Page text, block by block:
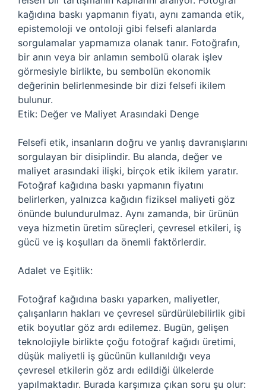
kağıdına baskı yapmanın fiyatı, aynı zamanda etik,
epistemoloji ve ontoloji gibi felsefi alanlarda
sorgulamalar yapmamıza olanak tanır. Fotoğrafın,
bir anın veya bir anlamın sembolü olarak işlev
görmesiyle birlikte, bu sembolün ekonomik
değerinin belirlenmesinde bir dizi felsefi ikilem
bulunur.
Etik: Değer ve Maliyet Arasındaki Denge
Felsefi etik, insanların doğru ve yanlış davranışlarını
sorgulayan bir disiplindir. Bu alanda, değer ve
maliyet arasındaki ilişki, birçok etik ikilem yaratır.
Fotoğraf kağıdına baskı yapmanın fiyatını
belirlerken, yalnızca kağıdın fiziksel maliyeti göz
önünde bulundurulmaz. Aynı zamanda, bir ürünün
veya hizmetin üretim süreçleri, çevresel etkileri, iş
gücü ve iş koşulları da önemli faktörlerdir.
Adalet ve Eşitlik:
Fotoğraf kağıdına baskı yaparken, maliyetler,
çalışanların hakları ve çevresel sürdürülebilirlik gibi
etik boyutlar göz ardı edilemez. Bugün, gelişen
teknolojiyle birlikte çoğu fotoğraf kağıdı üretimi,
düşük maliyetli iş gücünün kullanıldığı veya
çevresel etkilerin göz ardı edildiği ülkelerde
yapılmaktadır. Burada karşımıza çıkan soru şu olur: